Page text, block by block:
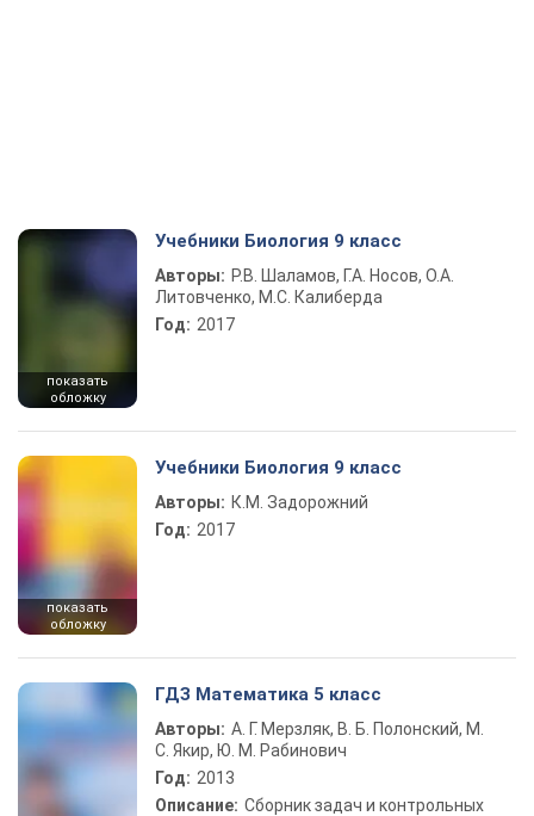
показать
обложку
Учебники Биология 9 класс
Авторы: Р.В. Шаламов, Г.А. Носов, О.А.
Литовченко, М.С. Калиберда
Год: 2017
показать
обложку
Учебники Биология 9 класс
Авторы: К.М. Задорожний
Год: 2017
ГДЗ Математика 5 класс
Авторы: А. Г. Мерзляк, В. Б. Полонский, М.
С. Якир, Ю. М. Рабинович
Год: 2013
Описание: Сборник задач и контрольных